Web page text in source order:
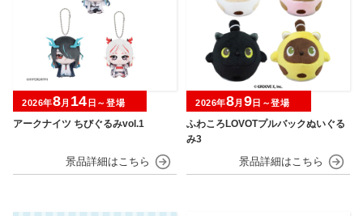
アークナイツ ちびぐるみvol.1
2026年8月 14 日～登場
ふわころLOVOTプルバックぬいぐる
み3
2026年8月 9日～登場